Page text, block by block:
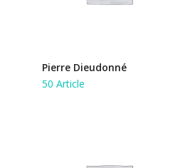
Pierre Dieudonné
50 Article